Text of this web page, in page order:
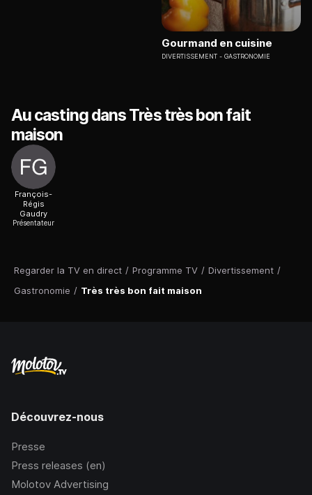
Regarder la TV en direct / Programme TV / Divertissement /
Gastronomie / Très très bon fait maison
Gourmand en cuisine
DIVERTISSEMENT GASTRONOMIE
Au casting dans Très très bon fait
maison
François-
Régis
Gaudry
Présentateur
Découvrez-nous
Presse
Press releases (en)
Molotov Advertising